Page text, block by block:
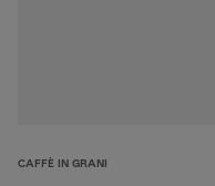
CAFFÈ IN GRANI